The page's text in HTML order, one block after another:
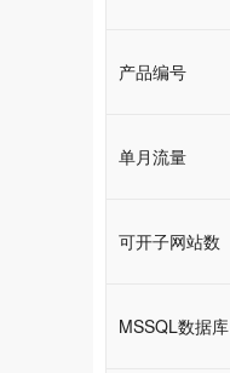
产品编号
单月流量
可开子网站数
MSSQL数据库